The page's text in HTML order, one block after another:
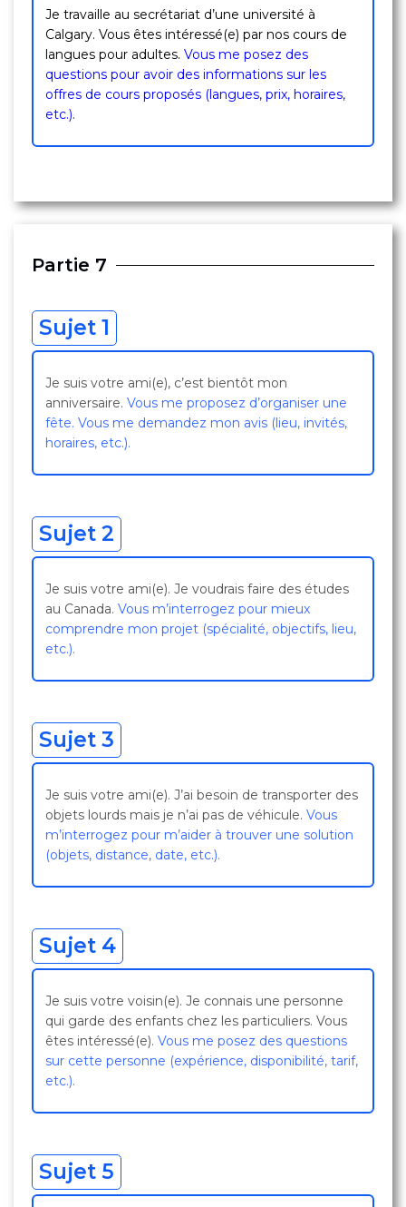
Je travaille au secrétariat d’une université à
Calgary. Vous êtes intéressé(e) par nos cours de
langues pour adultes. Vous me posez des
questions pour avoir des informations sur les
offres de cours proposés (langues, prix, horaires,
etc.).
Partie 7
Sujet 1
Je suis votre ami(e), c’est bientôt mon
anniversaire. Vous me proposez d’organiser une
fête. Vous me demandez mon avis (lieu, invités,
horaires, etc.).
Sujet 2
Je suis votre ami(e). Je voudrais faire des études
au Canada. Vous m’interrogez pour mieux
comprendre mon projet (spécialité, objectifs, lieu,
etc.).
Sujet 3
Je suis votre ami(e). J’ai besoin de transporter des
objets lourds mais je n’ai pas de véhicule. Vous
m’interrogez pour m’aider à trouver une solution
(objets, distance, date, etc.).
Sujet 4
Je suis votre voisin(e). Je connais une personne
qui garde des enfants chez les particuliers. Vous
êtes intéressé(e). Vous me posez des questions
sur cette personne (expérience, disponibilité, tarif,
etc.).
Sujet 5